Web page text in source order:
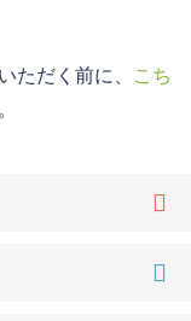
ただく前に、 こち